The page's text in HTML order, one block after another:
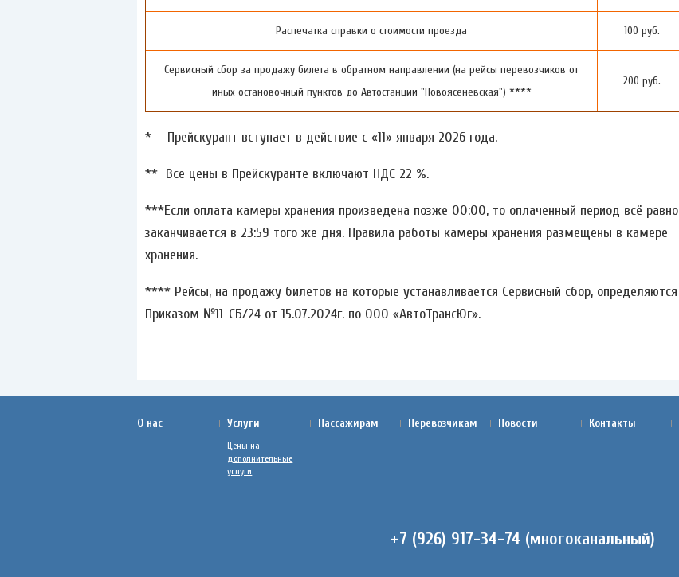
Распечатка справки о стоимости проезда 100 руб.
Сервисный сбор за продажу билета в обратном направлении (на рейсы перевозчиков от
иных остановочный пунктов до Автостанции "Новоясеневская") ****
200 руб.
* Прейскурант вступает в действие с «11» января 2026 года.
** Все цены в Прейскуранте включают НДС 22 %.
***Если оплата камеры хранения произведена позже 00:00, то оплаченный период всё равно
заканчивается в 23:59 того же дня. Правила работы камеры хранения размещены в камере
хранения.
**** Рейсы, на продажу билетов на которые устанавливается Сервисный сбор, определяются
Приказом №11-СБ/24 от 15.07.2024г. по ООО «АвтоТрансЮг».
О нас Услуги
Цены на
дополнительные
услуги
Пассажирам Перевозчикам Новости Контакты
+7 (926) 917-34-74 (многоканальный)